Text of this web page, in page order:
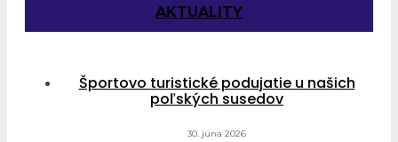
AKTUALITY
Športovo turistické podujatie u našich
poľských susedov
30. júna 2026